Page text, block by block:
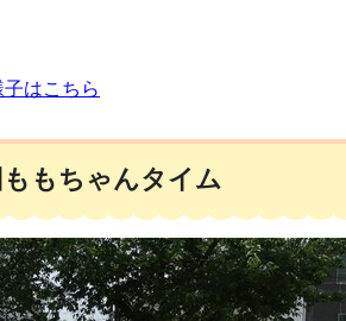
はこちら
もちゃんタイム